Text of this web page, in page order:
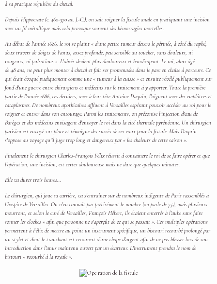
à sa pratique régulière du cheval.
Depuis Hippocrate (c. 460-370 av. J.-C.), on sait soigner la fistule anale en pratiquant une incision
avec un fil métallique mais cela provoque souvent des hémorragies mortelles.
Au début de l'année 1686, le roi se plaint « d'une petite tumeur devers le périnée, à côté du raphé,
deux travers de doigts de l'anus, assez profonde, peu sensible au toucher, sans douleurs, ni
rougeurs, ni pulsations ». L'abcès devient plus douloureux et handicapant. Le roi, alors âgé
de 48 ans, ne peut plus monter à cheval et fait ses promenades dans le parc en chaise à porteurs. Ce
qui était évoqué pudiquement comme une « tumeur à la cuisse » et ensuite révélé publiquement sur
fond d'une guerre entre chirurgiens et médecins sur le traitement à y apporter. Toute la première
partie de l'année 1686, ces derniers, avec à leur tête Antoine Daquin, l'oignent avec des emplâtres et
cataplasmes. De nombreux apothicaires affluent à Versailles espérant pouvoir accéder au roi pour le
soigner et entrer dans son entourage. Parmi les traitements, on préconise l'injection d'eau de
Barèges et des médecins envisagent d'envoyer le roi dans la cité thermale pyrénéenne. Un chirurgien
parisien est envoyé sur place et témoigne des succès de ces eaux pour la fistule. Mais Daquin
s'oppose au voyage qu'il juge trop long et dangereux par « les chaleurs de cette saison ».
Finalement le chirurgien Charles-François Félix réussit à convaincre le roi de se faire opérer et que
l'opération, une incision, est certes douloureuse mais ne dure que quelques minutes.
Elle va durer trois heures...
Le chirurgien, qui joue sa carrière, va s'entraîner sur de nombreux indigents de Paris rassemblés à
l'hospice de Versailles. On n'en connaît pas précisément le nombre (on parle de 75), mais plusieurs
mourront, et selon le curé de Versailles, François Hébert, ils étaient enterrés à l'aube sans faire
sonner les cloches « afin que personne ne s'aperçût de ce qui se passait ». Ces multiples opérations
permettent à Félix de mettre au point un instrument spécifique, un bistouri recourbé prolongé par
un stylet et dont le tranchant est recouvert d'une chape d'argent afin de ne pas blesser lors de son
introduction dans l'anus maintenu ouvert par un écarteur. L'instrument prendra le nom de
bistouri « recourbé à la royale ».